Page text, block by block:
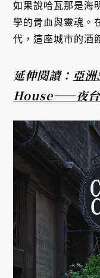
如果說哈瓦那是海
學的骨血與靈魂。
代，這座城市的酒
延伸閱讀： 亞
House——夜台